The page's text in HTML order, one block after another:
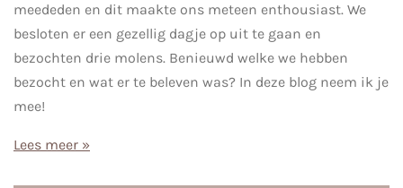
meededen en dit maakte ons meteen enthousiast. We
besloten er een gezellig dagje op uit te gaan en
bezochten drie molens. Benieuwd welke we hebben
bezocht en wat er te beleven was? In deze blog neem ik je
mee!
Lees meer »